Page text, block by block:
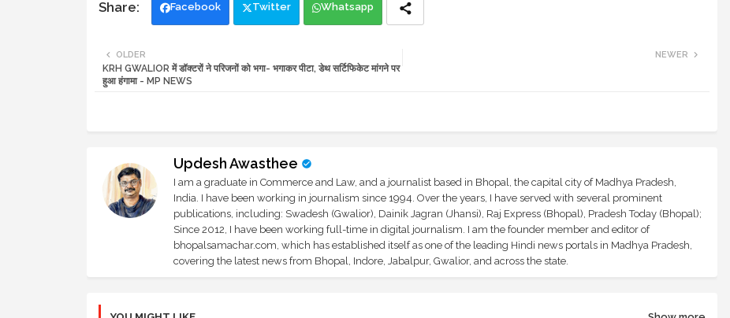
Facebook Twitter Whatsapp
NEWER
OLDER
KRH GWALIOR में डॉक्टरों ने परिजनों को भगा- भगाकर पीटा, डेथ सर्टिफिकेट मांगने पर
हुआ हंगामा - MP NEWS
Updesh Awasthee
I am a graduate in Commerce and Law, and a journalist based in Bhopal, the capital city of Madhya Pradesh,
India. I have been working in journalism since 1994. Over the years, I have served with several prominent
publications, including: Swadesh (Gwalior), Dainik Jagran (Jhansi), Raj Express (Bhopal), Pradesh Today (Bhopal);
Since 2012, I have been working full-time in digital journalism. I am the founder member and editor of
bhopalsamachar.com, which has established itself as one of the leading Hindi news portals in Madhya Pradesh,
covering the latest news from Bhopal, Indore, Jabalpur, Gwalior, and across the state.